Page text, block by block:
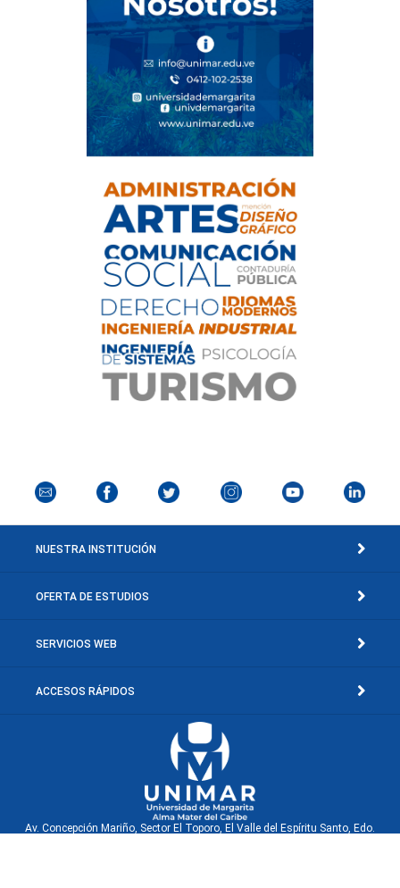
NUESTRA INSTITUCIÓN
OFERTA DE ESTUDIOS
SERVICIOS WEB
ACCESOS RÁPIDOS
Av. Concepción Mariño, Sector El Toporo, El Valle del Espíritu Santo, Edo.